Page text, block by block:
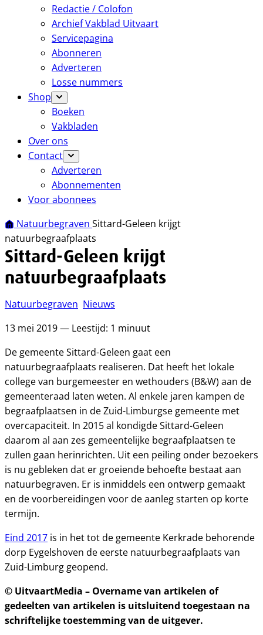
Redactie / Colofon
Archief Vakblad Uitvaart
Servicepagina
Abonneren
Adverteren
Losse nummers
Shop
Boeken
Vakbladen
Over ons
Contact
Adverteren
Abonnementen
Voor abonnees
Natuurbegraven Sittard-Geleen krijgt
natuurbegraafplaats
Sittard-Geleen krijgt
natuurbegraafplaats
Natuurbegraven Nieuws
13 mei 2019 — Leestijd: 1 minuut
De gemeente Sittard-Geleen gaat een
natuurbegraafplaats realiseren. Dat heeft het lokale
college van burgemeester en wethouders (B&W) aan de
gemeenteraad laten weten. Al enkele jaren kampen de
begraafplaatsen in de Zuid-Limburgse gemeente met
overcapaciteit. In 2015 al kondigde Sittard-Geleen
daarom al aan zes gemeentelijke begraafplaatsen te
zullen gaan herinrichten. Uit een peiling onder bezoekers
is nu gebleken dat er groeiende behoefte bestaat aan
natuurbegraven. Er is inmiddels een ontwerp gemaakt
en de voorbereidingen voor de aanleg starten op korte
termijn.
Eind 2017 is in het tot de gemeente Kerkrade behorende
dorp Eygelshoven de eerste natuurbegraafplaats van
Zuid-Limburg geopend.
© UitvaartMedia – Overname van artikelen of
gedeelten van artikelen is uitsluitend toegestaan na
schriftelijke toestemming van de uitgever.